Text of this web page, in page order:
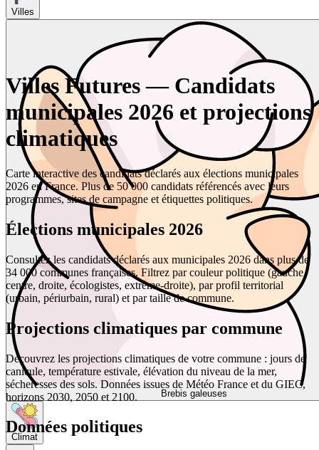
Villes
Brebis galeuses
Climat
Villes Futures — Candidats
municipales 2026 et projections
climatiques
Carte interactive des candidats déclarés aux élections municipales
2026 en France. Plus de 50 000 candidats référencés avec leurs
programmes, sites de campagne et étiquettes politiques.
Élections municipales 2026
Consultez les candidats déclarés aux municipales 2026 dans plus de
34 000 communes françaises. Filtrez par couleur politique (gauche,
centre, droite, écologistes, extrême-droite), par profil territorial
(urbain, périurbain, rural) et par taille de commune.
Projections climatiques par commune
Découvrez les projections climatiques de votre commune : jours de
canicule, température estivale, élévation du niveau de la mer,
sécheresses des sols. Données issues de Météo France et du GIEC,
horizons 2030, 2050 et 2100.
Données politiques